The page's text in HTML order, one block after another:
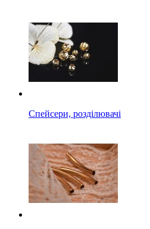
Спейсери, розділювачі